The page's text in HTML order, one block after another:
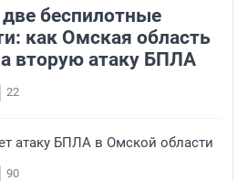
беспилотные
как Омская область
вторую атаку БПЛА
22
атаку БПЛА в Омской области
90